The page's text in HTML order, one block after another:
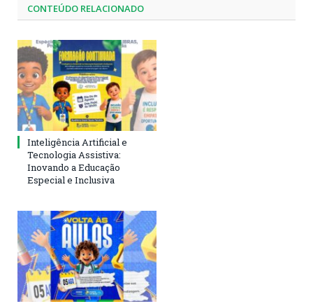
CONTEÚDO RELACIONADO
Inteligência Artificial e
Tecnologia Assistiva:
Inovando a Educação
Especial e Inclusiva